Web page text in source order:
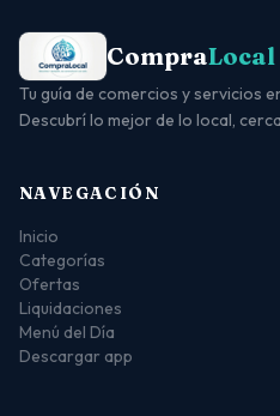
CompraLocal
Tu guía de comercios y servicios
Descubrí lo mejor de lo local,
NAVEGACIÓN
Inicio
Categorías
Ofertas
Liquidaciones
Menú del Día
Descargar app